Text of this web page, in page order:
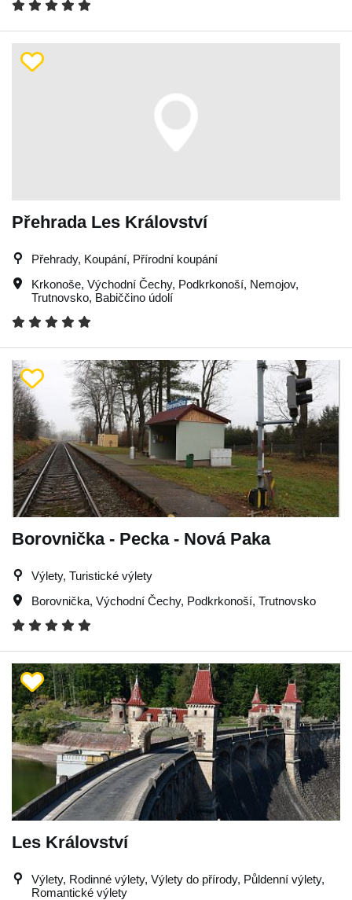
Přehrada Les Království
Přehrady, Koupání, Přírodní koupání
Krkonoše, Východní Čechy, Podkrkonoší, Nemojov,
Trutnovsko, Babiččino údolí
Borovnička - Pecka - Nová Paka
Výlety, Turistické výlety
Borovnička, Východní Čechy, Podkrkonoší, Trutnovsko
Les Království
Výlety, Rodinné výlety, Výlety do přírody, Půldenní výlety,
Romantické výlety